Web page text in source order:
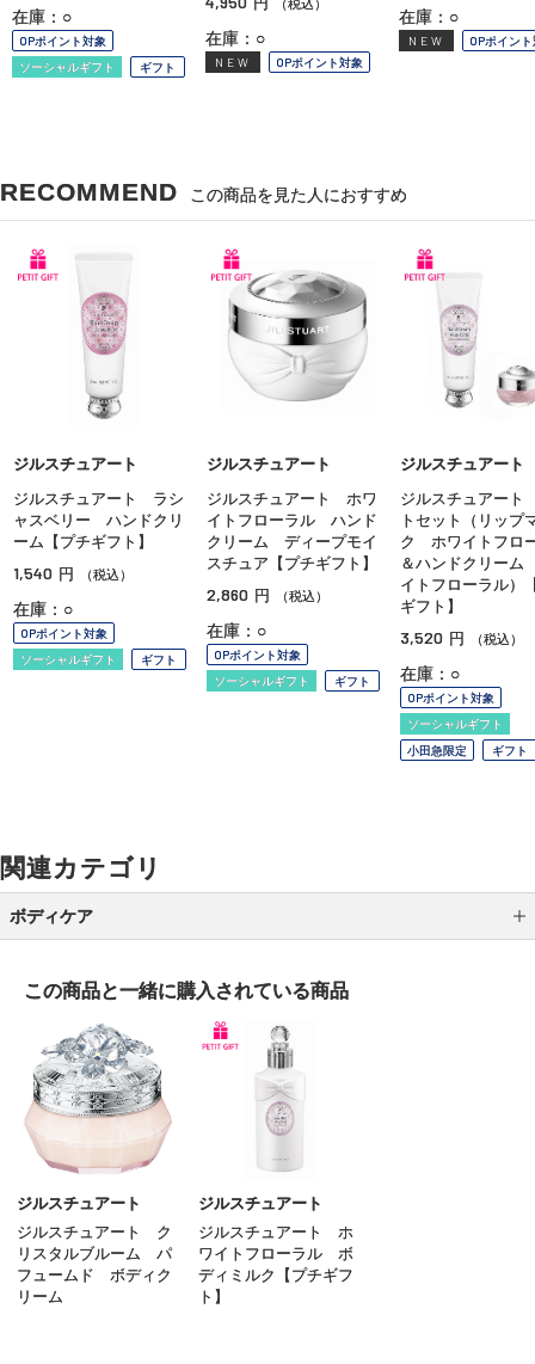
在庫：○
OPポイント対象
ソーシャルギフト
ギフト
（税込）
在庫：○
NEW OPポイント対象
在庫：○
NEW OPポイン
RECOMMEND この商品を見た人におすすめ
ジルスチュアート
ジルスチュアート ラシ
ャスベリー ハンドクリ
ーム【プチギフト】
1,540 円 （税込）
在庫：○
OPポイント対象
ソーシャルギフト
ギフト
ジルスチュアート
ジルスチュアート ホワ
イトフローラル ハンド
クリーム ディープモイ
スチュア【プチギフト】
2,860 円 （税込）
在庫：○
OPポイント対象
ソーシャルギフト
ギフト
ジルスチュアート
ジルスチュアー
トセット（リップ
ク ホワイトフロ
＆ハンドクリー
イトフローラル）
ギフト】
3,520 円 （税込）
在庫：○
OPポイント対象
ソーシャルギフト
小田急限定
ギフト
関連カテゴリ
ボディケア
ボディクリーム
ボディオイル
ボディスクラブ
ハンドケア
フットケア
サンケア（ボディ）
この商品と一緒に購入されている商品
ジルスチュアート
ジルスチュアート ク
リスタルブルーム パ
フュームド ボディク
リーム
ジルスチュアート
ジルスチュアート ホ
ワイトフローラル ボ
ディミルク【プチギフ
ト】